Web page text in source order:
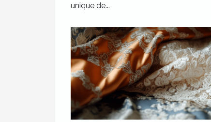
unique de...